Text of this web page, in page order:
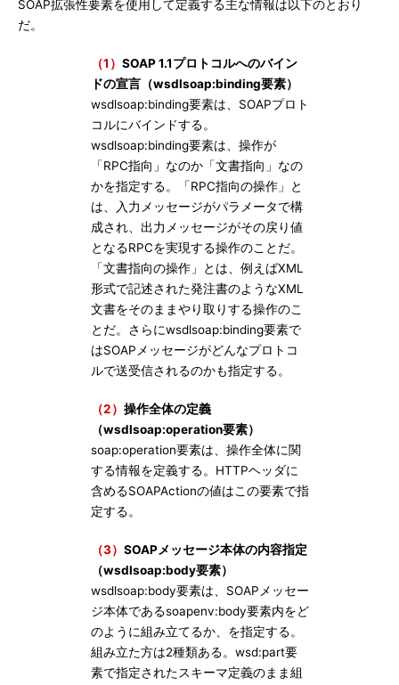
SOAP拡張性要素を使用して定義する主な情報は以下のとおり
だ。
（1） SOAP 1.1プロトコルへのバイン
ドの宣言（wsdlsoap:binding要素）
wsdlsoap:binding要素は、SOAPプロト
コルにバインドする。
wsdlsoap:binding要素は、操作が
「RPC指向」なのか「文書指向」なの
かを指定する。「RPC指向の操作」と
は、入力メッセージがパラメータで構
成され、出力メッセージがその戻り値
となるRPCを実現する操作のことだ。
「文書指向の操作」とは、例えばXML
形式で記述された発注書のようなXML
文書をそのままやり取りする操作のこ
とだ。さらにwsdlsoap:binding要素で
はSOAPメッセージがどんなプロトコ
ルで送受信されるのかも指定する。
（2） 操作全体の定義
（wsdlsoap:operation要素）
soap:operation要素は、操作全体に関
する情報を定義する。HTTPヘッダに
含めるSOAPActionの値はこの要素で指
定する。
（3） SOAPメッセージ本体の内容指定
（wsdlsoap:body要素）
wsdlsoap:body要素は、SOAPメッセー
ジ本体であるsoapenv:body要素内をど
のように組み立てるか、を指定する。
組み立た方は2種類ある。wsd:part要
素で指定されたスキーマ定義のまま組